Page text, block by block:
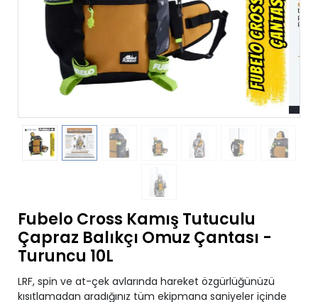
Fubelo Cross Kamış Tutuculu
Çapraz Balıkçı Omuz Çantası -
Turuncu 10L
LRF, spin ve at-çek avlarında hareket özgürlüğünüzü
kısıtlamadan aradığınız tüm ekipmana saniyeler içinde